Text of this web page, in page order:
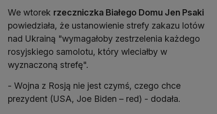
We wtorek rzeczniczka Białego Domu Jen Psaki
powiedziała, że ustanowienie strefy zakazu lotów
nad Ukrainą "wymagałoby zestrzelenia każdego
rosyjskiego samolotu, który wleciałby w
wyznaczoną strefę".
- Wojna z Rosją nie jest czymś, czego chce
prezydent (USA, Joe Biden – red) - dodała.